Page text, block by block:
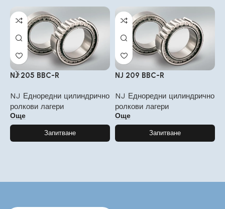
NJ 205 BBC-R
NJ Едноредни цилиндрично
ролкови лагери
Още
Запитване
NJ 209 BBC-R
NJ Едноредни цилиндрично
ролкови лагери
Още
Запитване